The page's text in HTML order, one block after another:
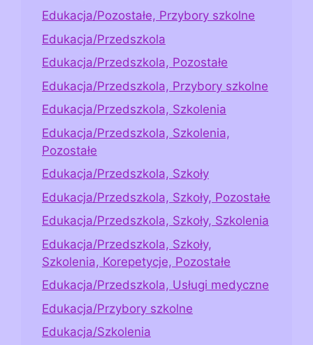
Edukacja/Pozostałe, Przybory szkolne
Edukacja/Przedszkola
Edukacja/Przedszkola, Pozostałe
Edukacja/Przedszkola, Przybory szkolne
Edukacja/Przedszkola, Szkolenia
Edukacja/Przedszkola, Szkolenia,
Pozostałe
Edukacja/Przedszkola, Szkoły
Edukacja/Przedszkola, Szkoły, Pozostałe
Edukacja/Przedszkola, Szkoły, Szkolenia
Edukacja/Przedszkola, Szkoły,
Szkolenia, Korepetycje, Pozostałe
Edukacja/Przedszkola, Usługi medyczne
Edukacja/Przybory szkolne
Edukacja/Szkolenia